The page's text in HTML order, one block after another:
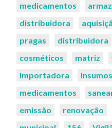
medicamentos
distribuidora
pragas
distribuidora
cosméticos
matriz
Importadora
Insumos
medicamentos
emissão
renovação